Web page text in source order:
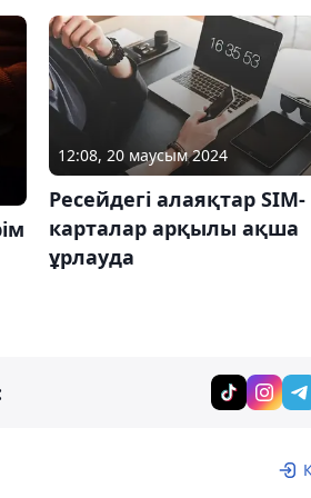
12:08, 20 маусым 2024
Ресейдегі алаяқтар SIM-
карталар арқылы ақша
ұрлауда